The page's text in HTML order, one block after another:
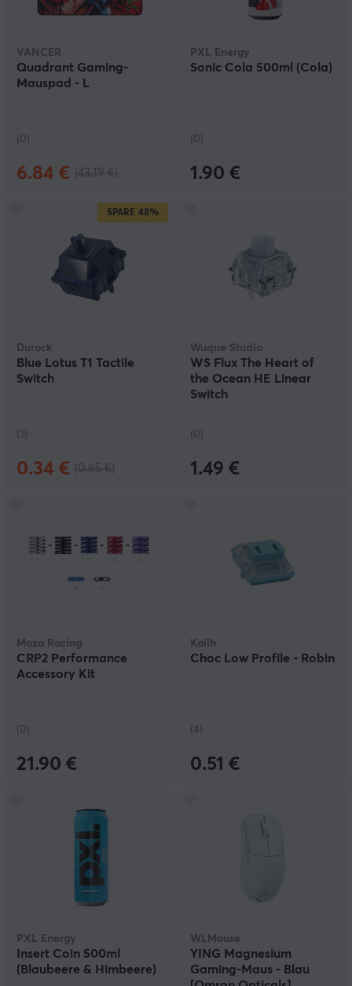
VANCER
Quadrant Gaming-
Mauspad - L
(0)
6.84 €
PXL Energy
Sonic Cola 500ml (Cola)
(0)
1.90 €
SPARE 48%
Durock
Blue Lotus T1 Tactile
Switch
(3)
0.34 €
Wuque Studio
WS Flux The Heart of
the Ocean HE Linear
Switch
(0)
1.49 €
Moza Racing
CRP2 Performance
Accessory Kit
(0)
21.90 €
Kailh
Choc Low Profile - Robin
(4)
0.51 €
PXL Energy
Insert Coin 500ml
(Blaubeere & Himbeere)
WLMouse
YING Magnesium
Gaming-Maus - Blau